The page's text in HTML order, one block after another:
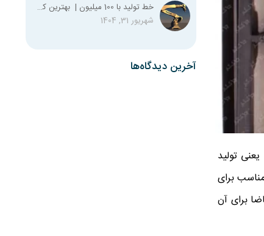
تولید
برای
برای آن
خط تولید با 100 میلیون | بهترین کسب و کار با صد میلیون
شهریور 31, 1404
آخرین دیدگاه‌ها